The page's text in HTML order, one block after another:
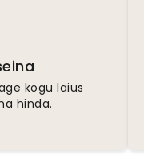
kogu laius
hinda.